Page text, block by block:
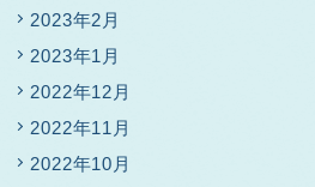
2023年2月
2023年1月
2022年12月
2022年11月
2022年10月